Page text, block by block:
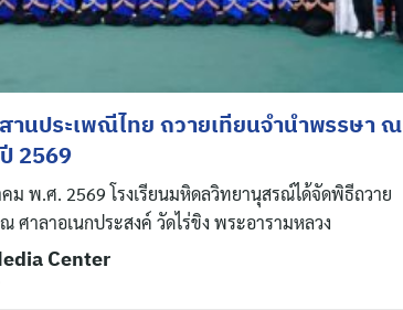
านประเพณีไทย ถวายเทียนจำนำพรรษา ณ
2569
ม พ.ศ. 2569 โรงเรียนมหิดลวิทยานุสรณ์ได้จัดพิธีถวาย
ศาลาอเนกประสงค์ วัดไร่ขิง พระอารามหลวง
Center